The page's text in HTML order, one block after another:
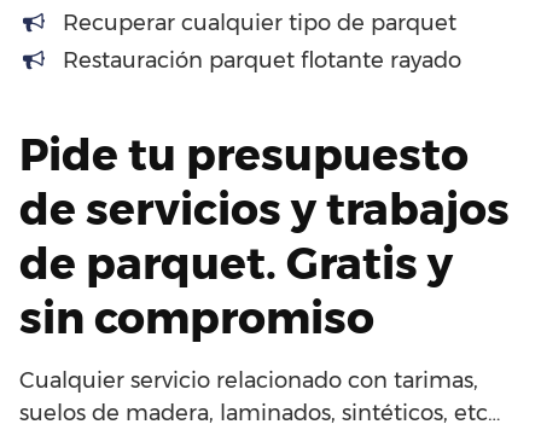
Recuperar cualquier tipo de parquet
Restauración parquet flotante rayado
Pide tu presupuesto
de servicios y trabajos
de parquet. Gratis y
sin compromiso
Cualquier servicio relacionado con tarimas,
suelos de madera, laminados, sintéticos, etc…